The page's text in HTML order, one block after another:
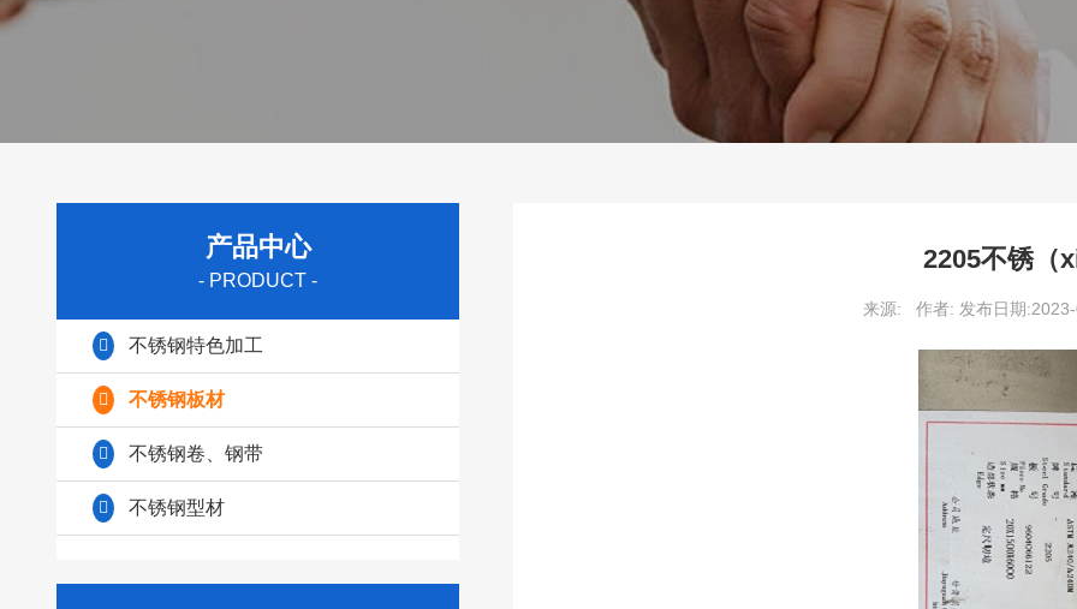
产品中心
- PRODUCT -
不锈钢特色加工
不锈钢板材
不锈钢卷、钢带
不锈钢型材
2205不锈（
来源: 作者: 发布日期